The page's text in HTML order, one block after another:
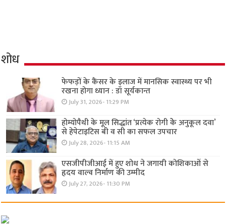
शोध
फेफड़ों के कैंसर के इलाज में मानसिक स्वास्थ्य पर भी
रखना होगा ध्यान : डॉ सूर्यकान्त
July 31, 2026- 11:29 PM
होम्योपैथी के मूल सिद्धांत ‘प्रत्येक रोगी केे अनुकूल दवा’
से हेपेटाइटिस बी व सी का सफल उपचार
July 28, 2026- 11:15 AM
एसजीपीजीआई में हुए शोध ने जगायी कोशिकाओं से
हृदय वाल्व निर्माण की उम्मीद
July 27, 2026- 11:30 PM